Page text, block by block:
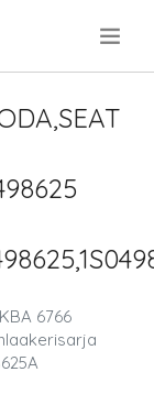
6766